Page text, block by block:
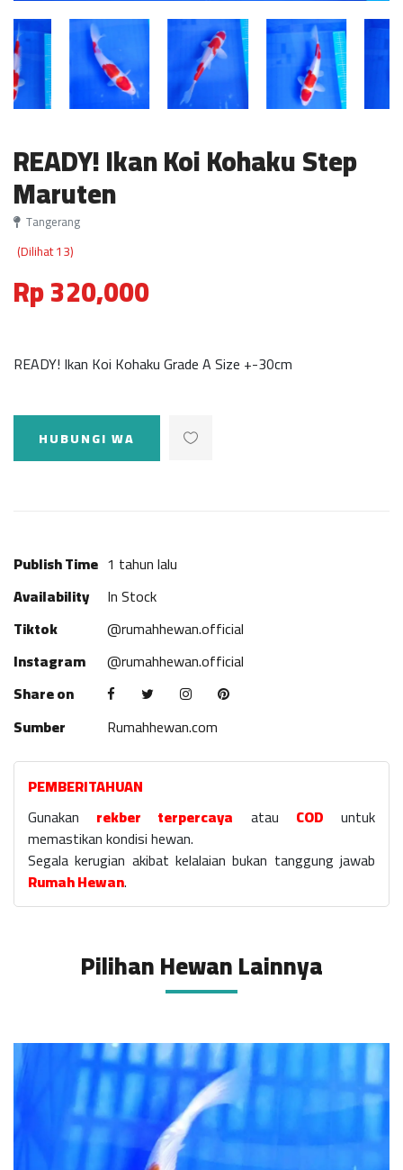
READY! Ikan Koi Kohaku Step
Maruten
Tangerang
(Dilihat 13)
Rp 320,000
READY! Ikan Koi Kohaku Grade A Size +-30cm
HUBUNGI WA
Publish Time 1 tahun lalu
Availability
In Stock
Tiktok
@rumahhewan.official
Instagram
@rumahhewan.official
Share on
Sumber
Rumahhewan.com
PEMBERITAHUAN
Gunakan rekber terpercaya atau COD untuk
memastikan kondisi hewan.
Segala kerugian akibat kelalaian bukan tanggung jawab
Rumah Hewan.
Pilihan Hewan Lainnya